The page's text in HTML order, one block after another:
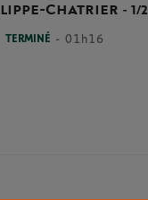
Chatrier - 1/
TERMINÉ - 01h16